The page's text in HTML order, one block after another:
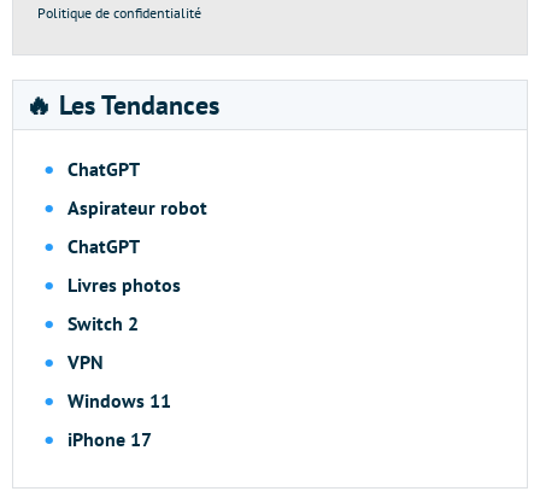
Politique de confidentialité
🔥 Les Tendances
ChatGPT
Aspirateur robot
ChatGPT
Livres photos
Switch 2
VPN
Windows 11
iPhone 17